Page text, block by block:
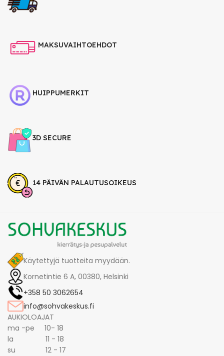
MAKSUVAIHTOEHDOT
HUIPPUMERKIT
3D SECURE
14 PÄIVÄN PALAUTUSOIKEUS
Käytettyjä tuotteita myydään.
Kornetintie 6 A, 00380, Helsinki
+358 50 3062654
info@sohvakeskus.fi
AUKIOLOAJAT
ma -pe 10- 18
la 11 - 18
su 12 - 17